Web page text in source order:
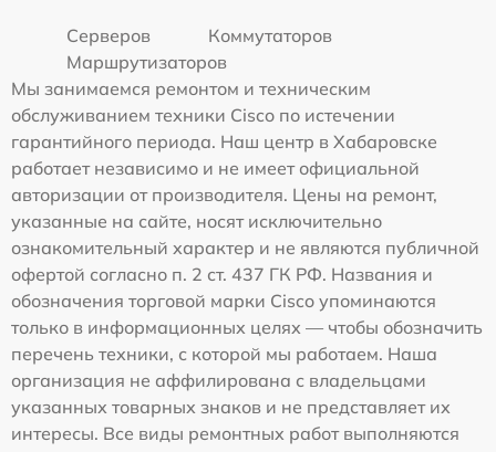
Серверов
Коммутаторов
Маршрутизаторов
Мы занимаемся ремонтом и техническим
обслуживанием техники Cisco по истечении
гарантийного периода. Наш центр в Хабаровске
работает независимо и не имеет официальной
авторизации от производителя. Цены на ремонт,
указанные на сайте, носят исключительно
ознакомительный характер и не являются публичной
офертой согласно п. 2 ст. 437 ГК РФ. Названия и
обозначения торговой марки Cisco упоминаются
только в информационных целях — чтобы обозначить
перечень техники, с которой мы работаем. Наша
организация не аффилирована с владельцами
указанных товарных знаков и не представляет их
интересы. Все виды ремонтных работ выполняются